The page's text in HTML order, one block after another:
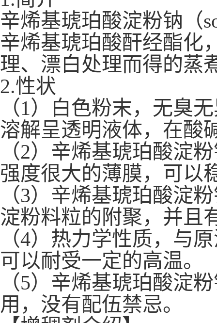
辛烯基琥珀酸淀粉钠（
辛烯基琥珀酸酐经酯化
理、漂白处理而得的蒸
2.性状
（1）白色粉末，无臭
溶解呈透明液体，在酸
（2）辛烯基琥珀酸淀
强度很大的薄膜，可以
（3）辛烯基琥珀酸淀
淀粉料粒的附聚，并且
（4）热力学性质，与
可以耐受一定的高温。
（5）辛烯基琥珀酸淀
用，没有配伍禁忌。